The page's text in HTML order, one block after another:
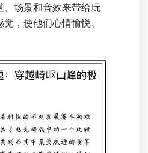
、场景和音效来带给玩
，使他们心情愉悦、